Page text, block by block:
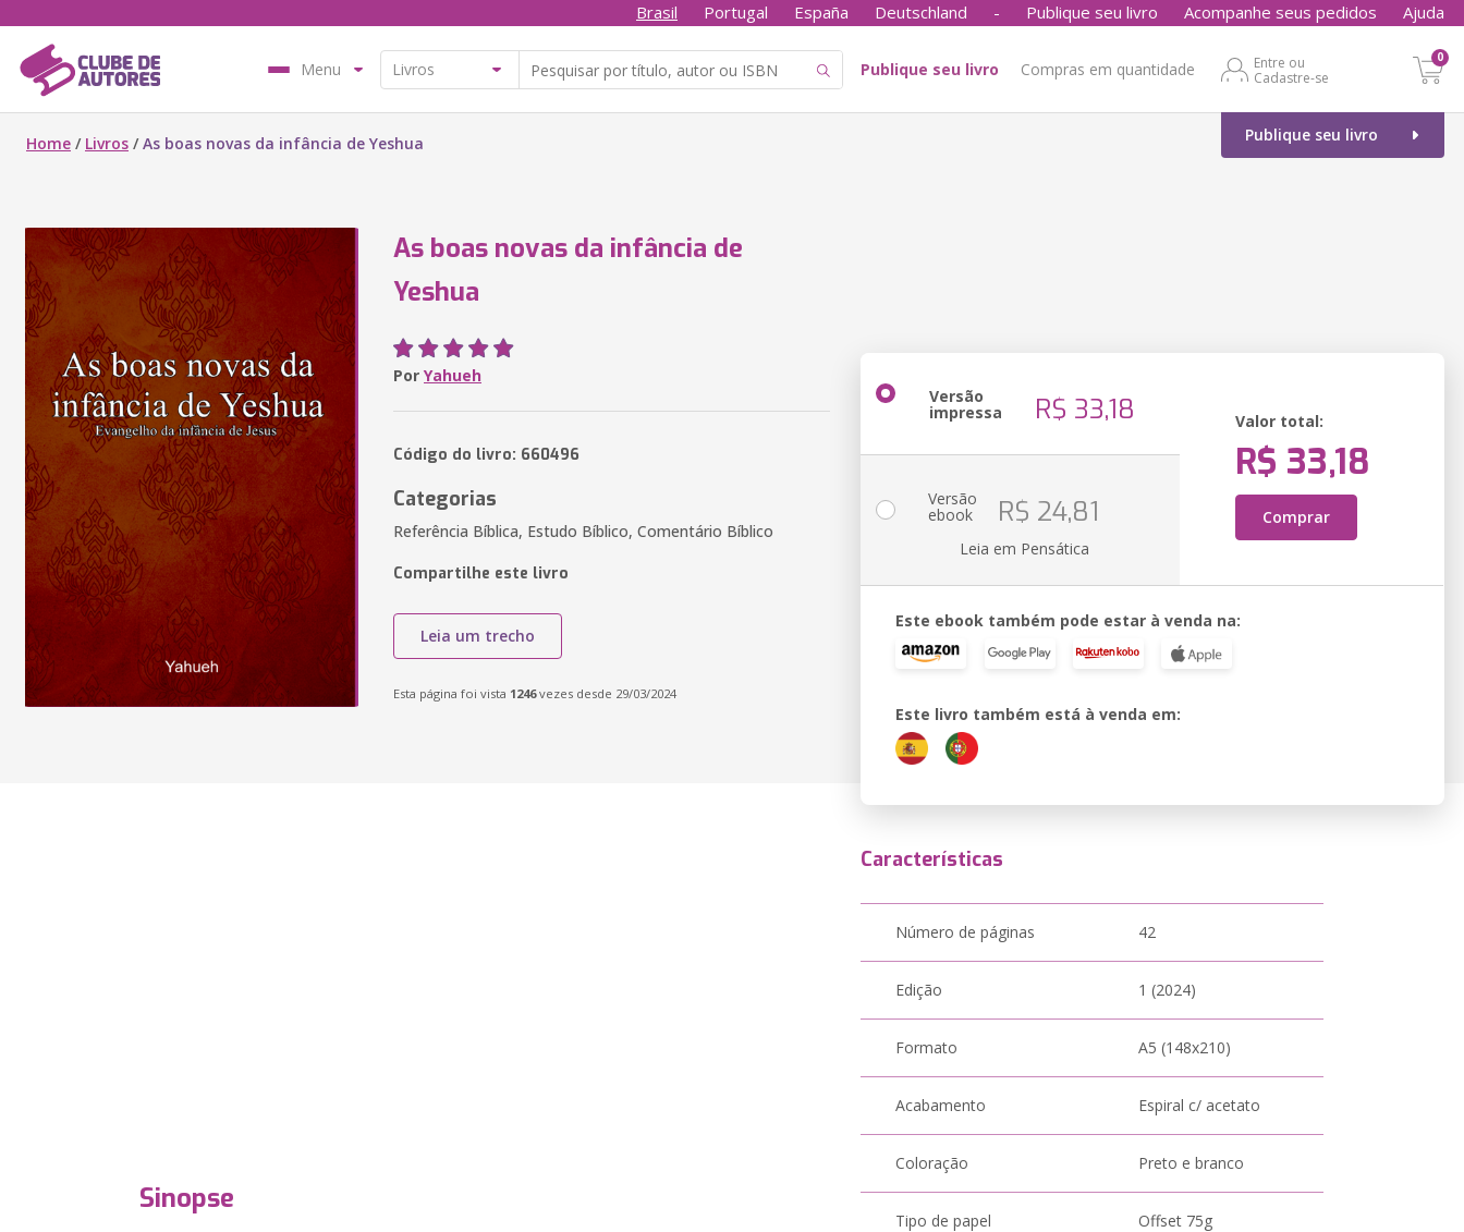
Brasil Portugal España Deutschland - Publique seu livro Acompanhe seus pedidos Ajuda
Menu Publique seu livro Compras em quantidade
Entre ou
Cadastre-se
0
Publique seu livro
Home / Livros /As boas novas da infância de Yeshua
As boas novas da infância de
Yeshua
Por Yahueh
Código do livro: 660496
Categorias
Referência Bíblica, Estudo Bíblico, Comentário Bíblico
Compartilhe este livro
Leia um trecho
Esta página foi vista 1246vezes desde 29/03/2024
Versão
impressa R$ 33,18 Valor total:
R$ 33,18
Comprar
Versão
ebook R$ 24,81
Leia em Pensática
Este ebook também pode estar à venda na:
Este livro também está à venda em:
Sinopse
Características
Número de páginas 42
Edição 1 (2024)
Formato A5 (148x210)
Acabamento Espiral c/ acetato
Coloração Preto e branco
Tipo de papel Offset 75g